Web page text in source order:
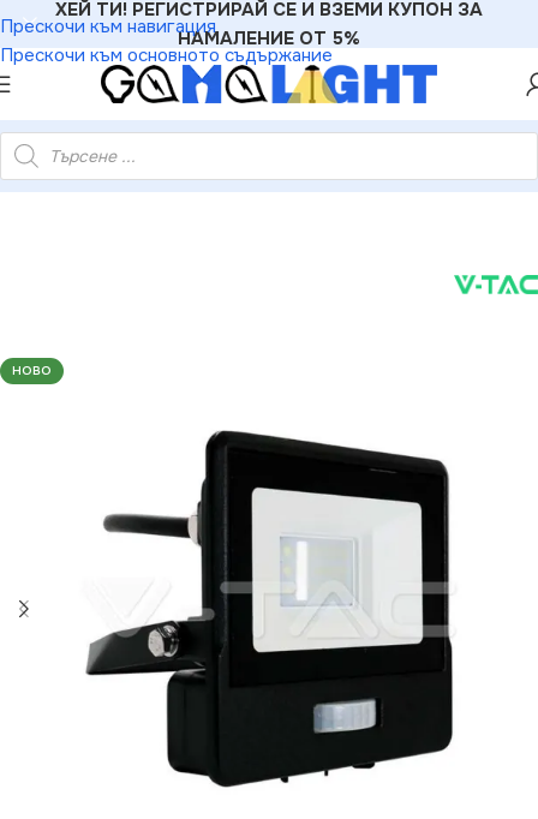
Прескочи към навигация
Прескочи към основното съдържание
ХЕЙ ТИ! РЕГИСТРИРАЙ СЕ И ВЗЕМИ КУПОН ЗА
НАМАЛЕНИЕ ОТ 5%
PIR Сензор SAMSUNG Чип Черно Тяло 6400K 1М Кабел
НОВО